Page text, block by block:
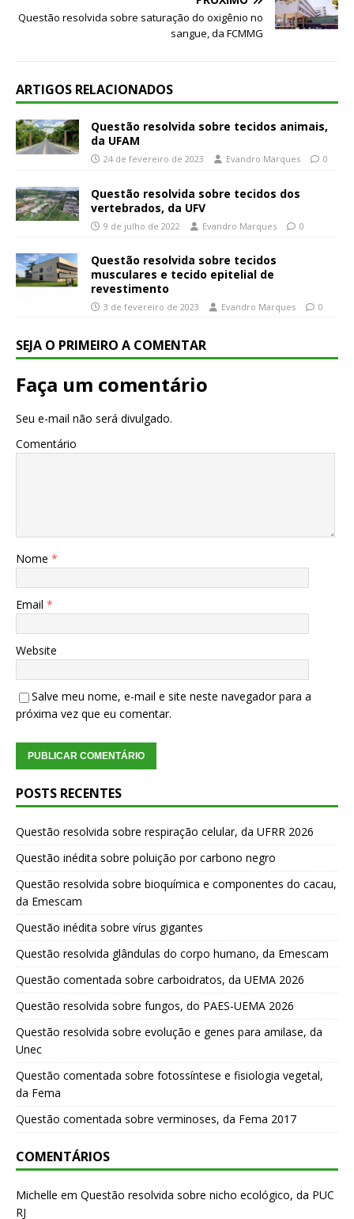
Questão resolvida sobre saturação do oxigênio no
sangue, da FCMMG
ARTIGOS RELACIONADOS
Questão resolvida sobre tecidos animais,
da UFAM
24 de fevereiro de 2023 Evandro Marques 0
Questão resolvida sobre tecidos dos
vertebrados, da UFV
9 de julho de 2022 Evandro Marques 0
Questão resolvida sobre tecidos
musculares e tecido epitelial de
revestimento
3 de fevereiro de 2023 Evandro Marques 0
SEJA O PRIMEIRO A COMENTAR
Faça um comentário
Seu e-mail não será divulgado.
Comentário
Nome *
Email *
Website
Salve meu nome, e-mail e site neste navegador para a
próxima vez que eu comentar.
POSTS RECENTES
Questão resolvida sobre respiração celular, da UFRR 2026
Questão inédita sobre poluição por carbono negro
Questão resolvida sobre bioquímica e componentes do cacau,
da Emescam
Questão inédita sobre vírus gigantes
Questão resolvida glândulas do corpo humano, da Emescam
Questão comentada sobre carboidratos, da UEMA 2026
Questão resolvida sobre fungos, do PAES-UEMA 2026
Questão resolvida sobre evolução e genes para amilase, da
Unec
Questão comentada sobre fotossíntese e fisiologia vegetal,
da Fema
Questão comentada sobre verminoses, da Fema 2017
COMENTÁRIOS
Michelle em Questão resolvida sobre nicho ecológico, da PUC
RJ